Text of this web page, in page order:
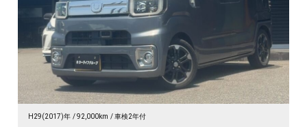
H29(2017)年 92,000km 車検2年付